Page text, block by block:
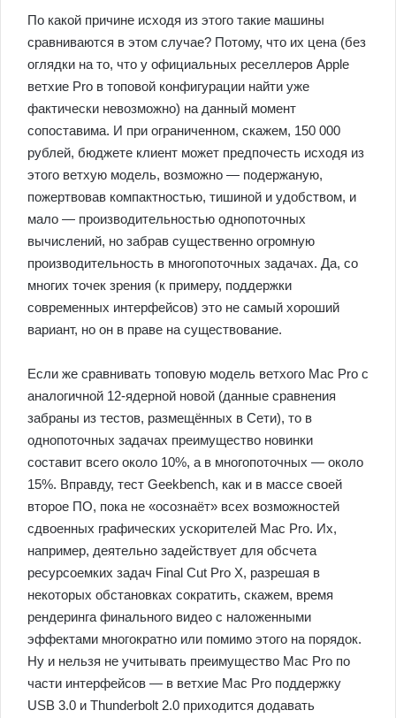
По какой причине исходя из этого такие машины
сравниваются в этом случае? Потому, что их цена (без
оглядки на то, что у официальных реселлеров Apple
ветхие Pro в топовой конфигурации найти уже
фактически невозможно) на данный момент
сопоставима. И при ограниченном, скажем, 150 000
рублей, бюджете клиент может предпочесть исходя из
этого ветхую модель, возможно — подержаную,
пожертвовав компактностью, тишиной и удобством, и
мало — производительностью однопоточных
вычислений, но забрав существенно огромную
производительность в многопоточных задачах. Да, со
многих точек зрения (к примеру, поддержки
современных интерфейсов) это не самый хороший
вариант, но он в праве на существование.
Если же сравнивать топовую модель ветхого Mac Pro с
аналогичной 12-ядерной новой (данные сравнения
забраны из тестов, размещённых в Сети), то в
однопоточных задачах преимущество новинки
составит всего около 10%, а в многопоточных — около
15%. Вправду, тест Geekbench, как и в массе своей
второе ПО, пока не «осознаёт» всех возможностей
сдвоенных графических ускорителей Mac Pro. Их,
например, деятельно задействует для обсчета
ресурсоемких задач Final Cut Pro X, разрешая в
некоторых обстановках сократить, скажем, время
рендеринга финального видео с наложенными
эффектами многократно или помимо этого на порядок.
Ну и нельзя не учитывать преимущество Mac Pro по
части интерфейсов — в ветхие Mac Pro поддержку
USB 3.0 и Thunderbolt 2.0 приходится додавать